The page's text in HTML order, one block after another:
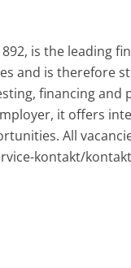
is the leading
and is therefore
financing and
it offers
All
kontakt/